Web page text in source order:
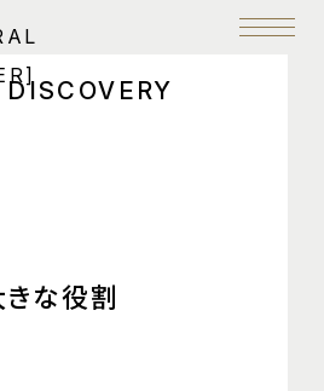
な役割